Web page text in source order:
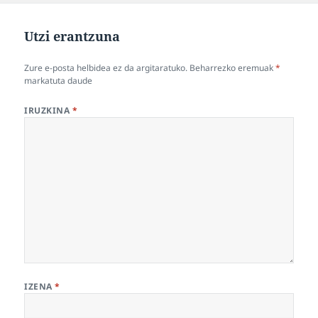
Utzi erantzuna
Zure e-posta helbidea ez da argitaratuko. Beharrezko eremuak*
markatuta daude
IRUZKINA *
IZENA*